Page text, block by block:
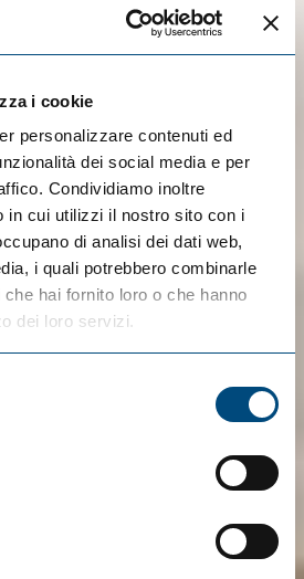
i cookie
personalizzare contenuti ed
dei social media e per
Condividiamo inoltre
in cui utilizzi il nostro sito con i
di analisi dei dati web,
i quali potrebbero combinarle
hai fornito loro o che hanno
dei loro servizi.